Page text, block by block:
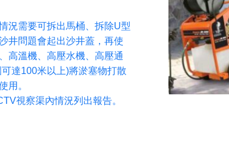
況需要可拆出馬桶、拆除U型
井問題會起出沙井蓋，再使
高溫機、高壓水機、高壓通
達100米以上)將淤塞物打散
用。
視察渠內情況列出報告。